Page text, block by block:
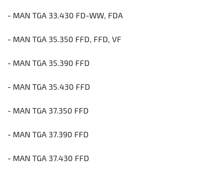
- MAN TGA 33.430 FD-WW, FDA
- MAN TGA 35.350 FFD, FFD, VF
- MAN TGA 35.390 FFD
- MAN TGA 35.430 FFD
- MAN TGA 37.350 FFD
- MAN TGA 37.390 FFD
- MAN TGA 37.430 FFD